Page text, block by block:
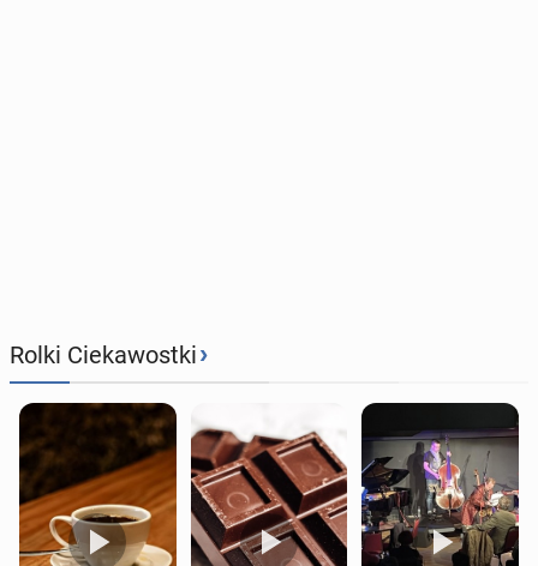
Rolki Ciekawostki›